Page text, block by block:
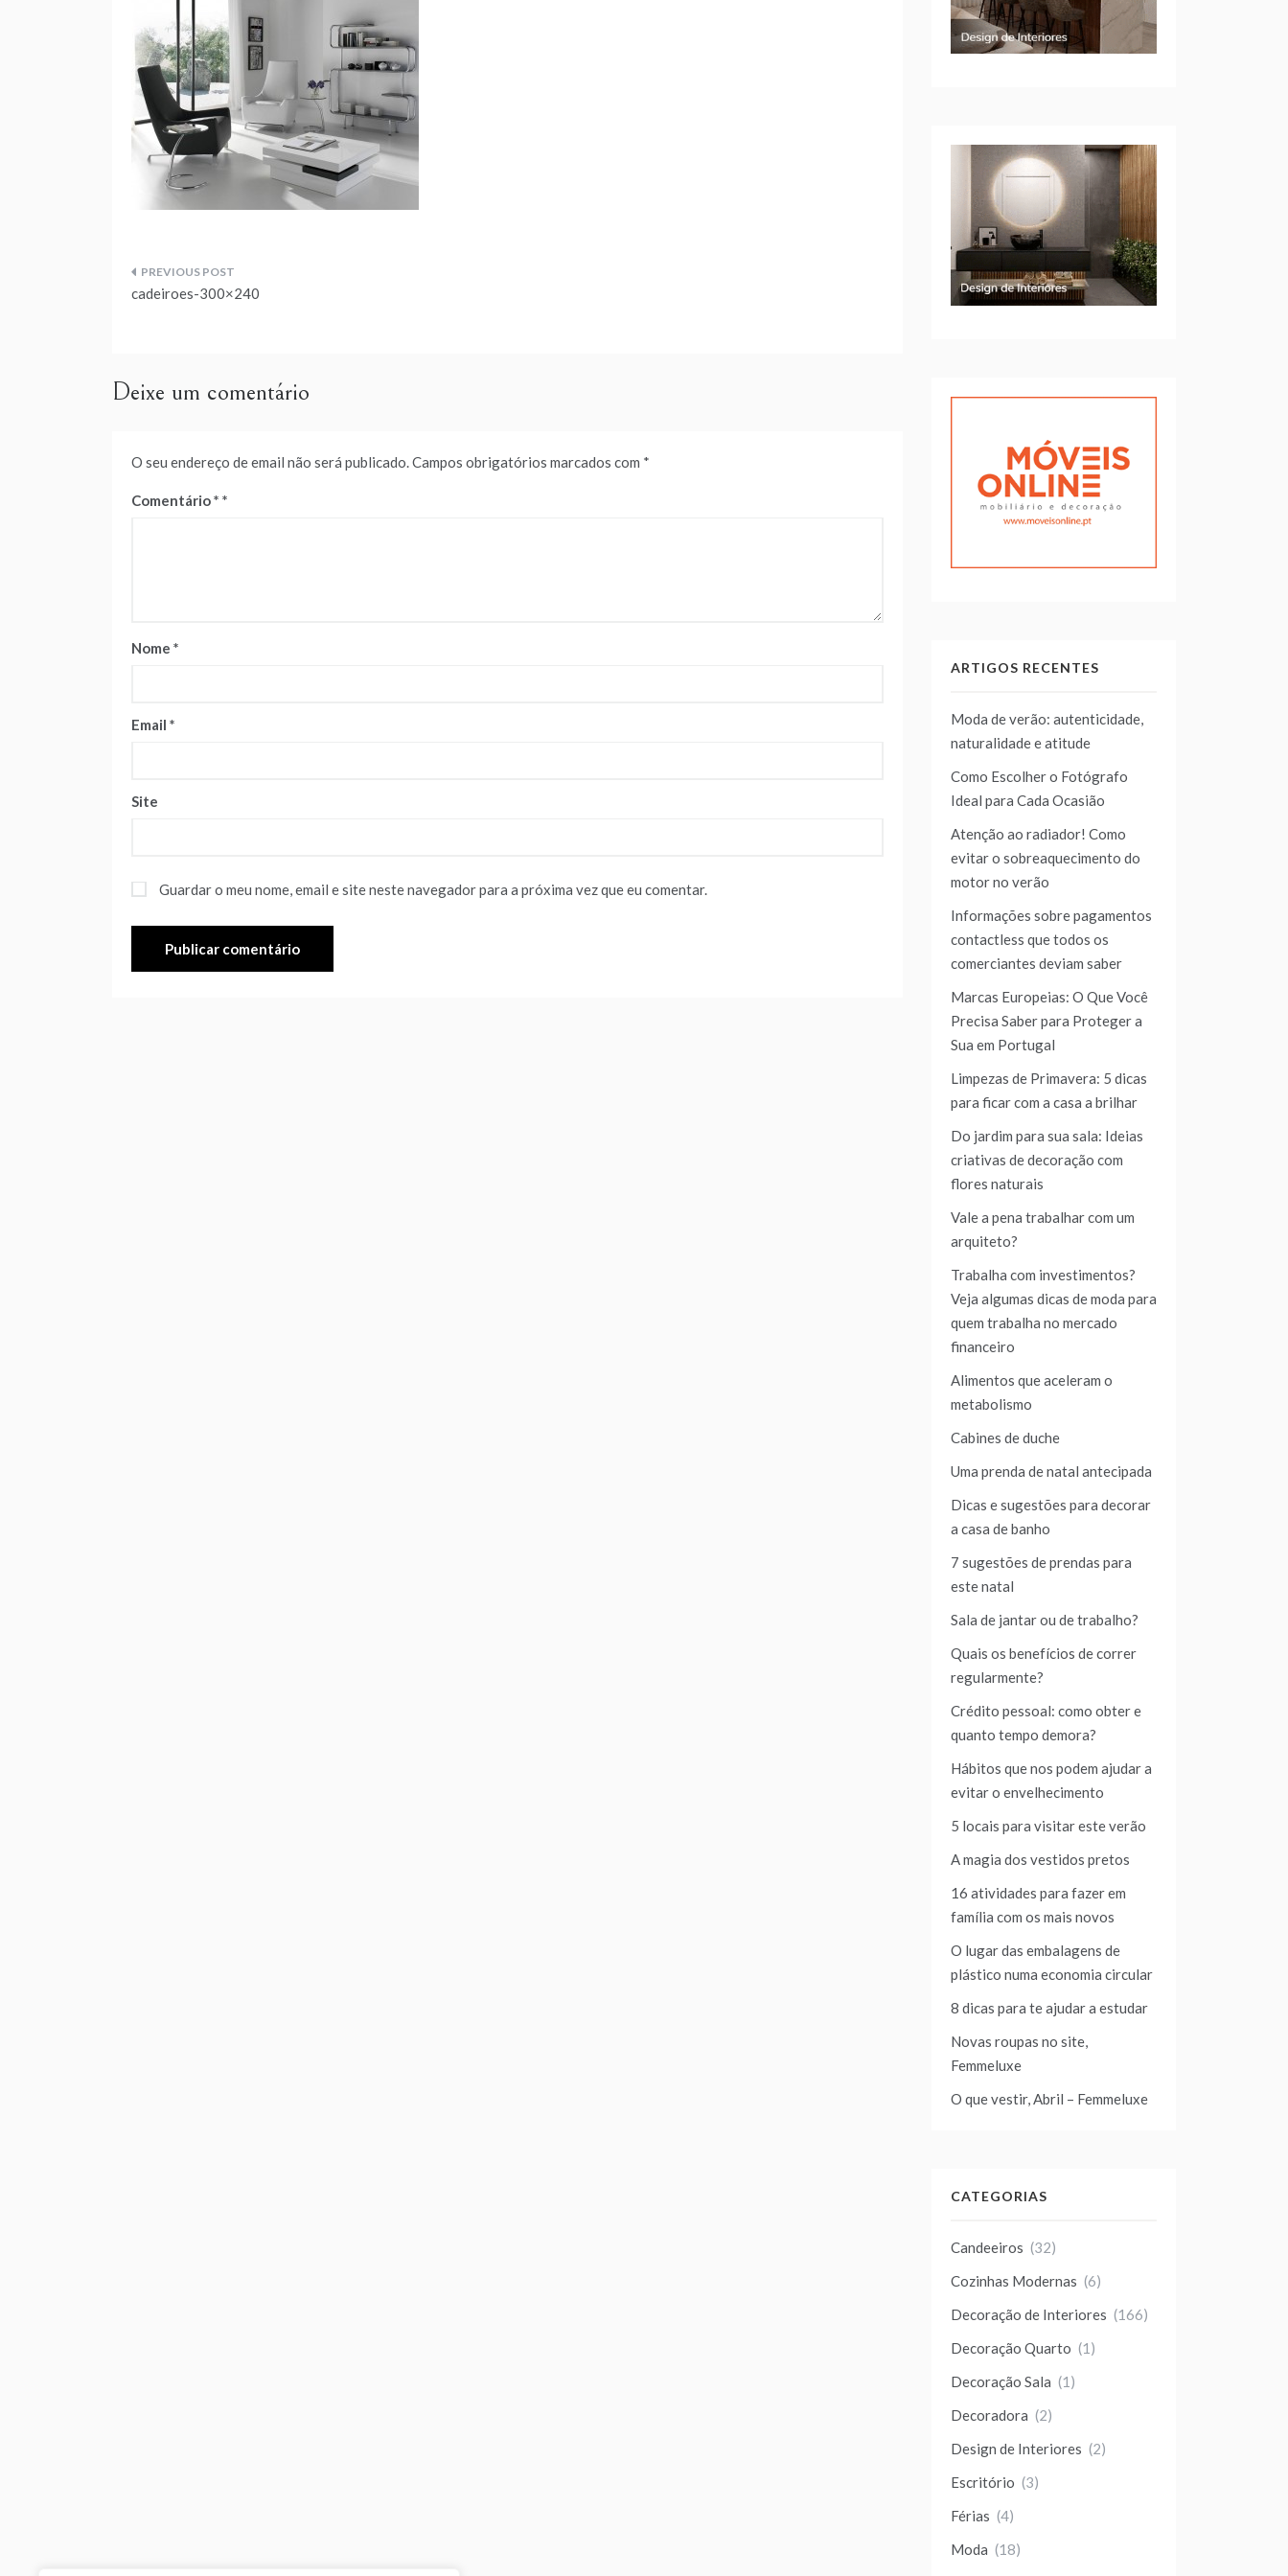
Navegação
cadeiroes-300×240
Deixe um comentário
O seu endereço de email não será publicado.Campos obrigatórios marcados com *
Comentário*
Nome *
Email *
Site
Guardar o meu nome, email e site neste navegador para a próxima vez que eu comentar.
ARTIGOS RECENTES
Moda de verão: autenticidade,
naturalidade e atitude
Como Escolher o Fotógrafo
Ideal para Cada Ocasião
Atenção ao radiador! Como
evitar o sobreaquecimento do
motor no verão
Informações sobre pagamentos
contactless que todos os
comerciantes deviam saber
Marcas Europeias: O Que Você
Precisa Saber para Proteger a
Sua em Portugal
Limpezas de Primavera: 5 dicas
para ficar com a casa a brilhar
Do jardim para sua sala: Ideias
criativas de decoração com
flores naturais
Vale a pena trabalhar com um
arquiteto?
Trabalha com investimentos?
Veja algumas dicas de moda para
quem trabalha no mercado
financeiro
Alimentos que aceleram o
metabolismo
Cabines de duche
Uma prenda de natal antecipada
Dicas e sugestões para decorar
a casa de banho
7 sugestões de prendas para
este natal
Sala de jantar ou de trabalho?
Quais os benefícios de correr
regularmente?
Crédito pessoal: como obter e
quanto tempo demora?
Hábitos que nos podem ajudar a
evitar o envelhecimento
5 locais para visitar este verão
A magia dos vestidos pretos
16 atividades para fazer em
família com os mais novos
O lugar das embalagens de
plástico numa economia circular
8 dicas para te ajudar a estudar
Novas roupas no site,
Femmeluxe
O que vestir, Abril – Femmeluxe
CATEGORIAS
Candeeiros (32)
Cozinhas Modernas (6)
Decoração de Interiores (166)
Decoração Quarto (1)
Decoração Sala (1)
Decoradora (2)
Design de Interiores (2)
Escritório (3)
Férias (4)
Moda (18)